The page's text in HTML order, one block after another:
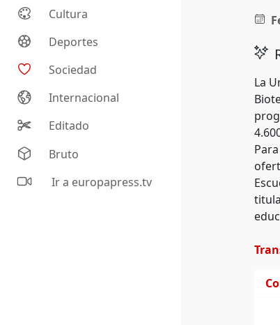
Cultura
Deportes
Sociedad
Internacional
Editado
Bruto
Ir a europapress.tv
La